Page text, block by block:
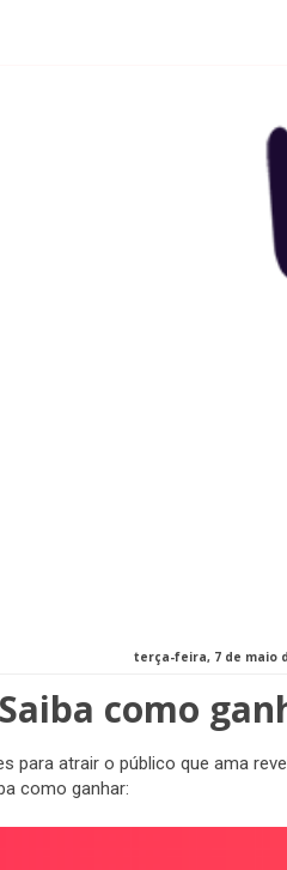
terça-feira, 7 de maio
como
para atrair o público que ama
como ganhar: